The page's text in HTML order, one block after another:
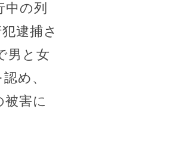
の列
逮捕さ
男と女
め、
害に